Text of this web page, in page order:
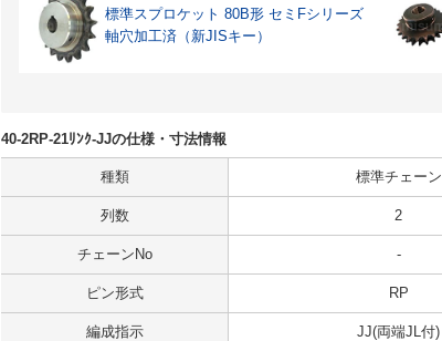
標準スプロケット 80B形 セミFシリーズ
軸穴加工済（新JISキー）
40-2RP-21ﾘﾝｸ-JJの仕様・寸法情報
種類 標準チェーン
列数 2
チェーンNo -
ピン形式 RP
編成指示 JJ(両端JL付)